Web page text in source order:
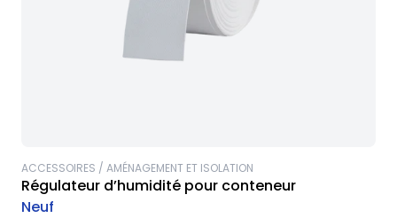
ACCESSOIRES / AMÉNAGEMENT ET ISOLATION
Régulateur d’humidité pour conteneur
Neuf